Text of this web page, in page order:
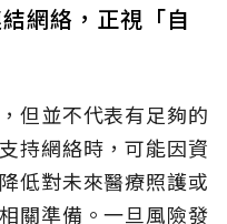
網絡，正視「自
但並不代表有足夠的
持網絡時，可能因資
低對未來醫療照護或
關準備。一旦風險發